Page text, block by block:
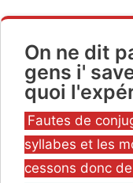
On ne dit
gens i'
quoi
Catégories
Fautes de
syllabes et les
cessons donc